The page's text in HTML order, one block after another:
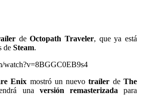
deOctopath Traveler, que ya está
de Steam.
watch?v=8BGGC0EB9s4
Enix mostró un nuevotraíler deThe
una versión remasterizada para